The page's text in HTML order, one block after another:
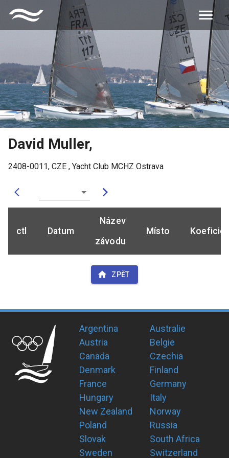
David Muller,
2408-0011, CZE , Yacht Club MCHZ Ostrava
ctl Datum
Název
závodu
Místo
ZPĚT
Argentina
Australie
Austria
Belgie
Canada
Czechia
Denmark
Finland
France
Germany
Hungary
Italy
New Zealand
Norway
Poland
Russia
Slovak
South Africa
Sweden
Switzerland